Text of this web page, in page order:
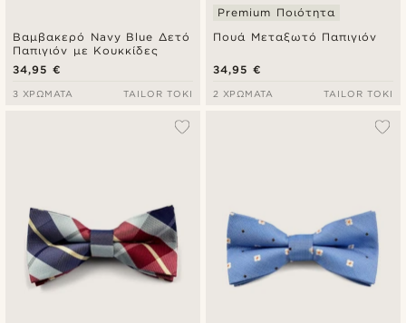
Βαμβακερό Navy Blue Δετό
Παπιγιόν με Κουκκίδες
34,95 €
3 ΧΡΏΜΑΤΑ TAILOR TOKI
Πουά Μεταξωτό Παπιγιόν
Premium Ποιότητα
34,95 €
2 ΧΡΏΜΑΤΑ TAILOR TOKI